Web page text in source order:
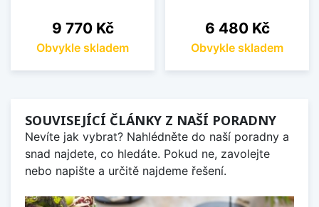
Cena
9 770 Kč
Obvykle skladem
Cena
6 480 Kč
Obvykle skladem
SOUVISEJÍCÍ ČLÁNKY Z NAŠÍ PORADNY
Nevíte jak vybrat? Nahlédněte do naší poradny a
snad najdete, co hledáte. Pokud ne, zavolejte
nebo napište a určitě najdeme řešení.